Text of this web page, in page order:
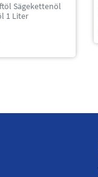
Sägekettenöl
1 Liter